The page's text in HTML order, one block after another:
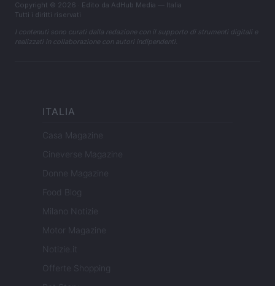
Copyright © 2026 · Edito da AdHub Media — Italia
Tutti i diritti riservati
I contenuti sono curati dalla redazione con il supporto di strumenti digitali e
realizzati in collaborazione con autori indipendenti.
ITALIA
Casa Magazine
Cineverse Magazine
Donne Magazine
Food Blog
Milano Notizie
Motor Magazine
Notizie.it
Offerte Shopping